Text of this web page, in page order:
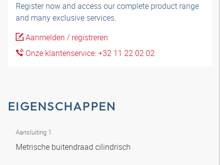
Register now and access our complete product range
and many exclusive services.
Aanmelden / registreren
Onze klantenservice: +32 11 22 02 02
EIGENSCHAPPEN
Aansluiting 1
Metrische buitendraad cilindrisch